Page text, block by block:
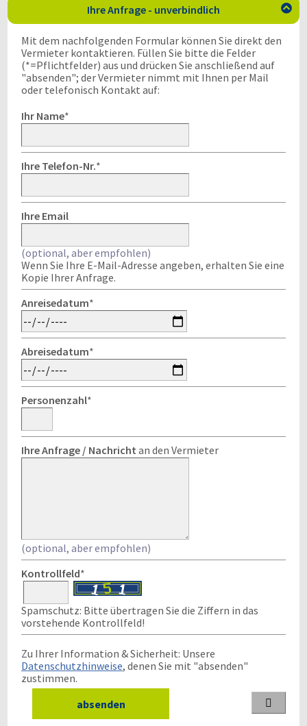
Ihre Anfrage - unverbindlich 
Mit dem nachfolgenden Formular können Sie direkt den
Vermieter kontaktieren. Füllen Sie bitte die Felder
(*=Pflichtfelder) aus und drücken Sie anschließend auf
"absenden"; der Vermieter nimmt mit Ihnen per Mail
oder telefonisch Kontakt auf:
Ihr Name*
Ihre Telefon-Nr.*
Ihre Email
(optional, aber empfohlen)
Wenn Sie Ihre E-Mail-Adresse angeben, erhalten Sie eine
Kopie Ihrer Anfrage.
Anreisedatum*
Abreisedatum*
Personenzahl*
Ihre Anfrage / Nachricht an den Vermieter
(optional, aber empfohlen)
Kontrollfeld*
Spamschutz: Bitte übertragen Sie die Ziffern in das
vorstehende Kontrollfeld!
Zu Ihrer Information & Sicherheit: Unsere
Datenschutzhinweise, denen Sie mit "absenden"
zustimmen.
